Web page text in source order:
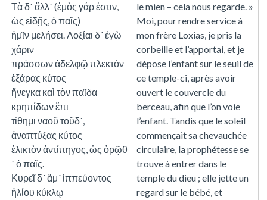
Τὰ δ´ ἄλλ´ (ἐμὸς γάρ ἐστιν,
ὡς εἰδῇς, ὁ παῖς)
ἡμῖν μελήσει. Λοξίαι δ´ ἐγὼ
χάριν
πράσσων ἀδελφῷ πλεκτὸν
ἐξάρας κύτος
ἤνεγκα καὶ τὸν παῖδα
κρηπίδων ἔπι
τίθημι ναοῦ τοῦδ´,
ἀναπτύξας κύτος
ἑλικτὸν ἀντίπηγος, ὡς ὁρῷθ
´ ὁ παῖς.
Κυρεῖ δ´ ἅμ´ ἱππεύοντος
ἡλίου κύκλῳ
le mien – cela nous regarde. »
Moi, pour rendre service à
mon frère Loxias, je pris la
corbeille et l’apportai, et je
dépose l’enfant sur le seuil de
ce temple-ci, après avoir
ouvert le couvercle du
berceau, afin que l’on voie
l’enfant. Tandis que le soleil
commençait sa chevauchée
circulaire, la prophétesse se
trouve à entrer dans le
temple du dieu ; elle jette un
regard sur le bébé, et